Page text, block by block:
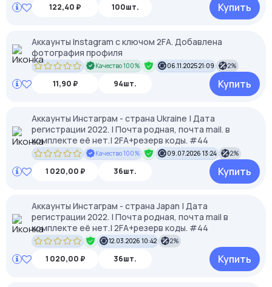
122,40 ₽ 100шт. Купить
Аккаунты Instagram с ключом 2FA. Добавлена ​​
фотография профиля
Качество 100% 06.11.2025 21:09 2%
11,90 ₽ 94шт. Купить
Аккаунты Инстаграм - страна Ukraine | Дата
регистрации 2022. | Почта родная, почта mail. в
комплекте её нет.| 2FA+резерв коды. #44
Качество 100% 09.07.2026 13:24 2%
1 020,00 ₽ 36шт. Купить
Аккаунты Инстаграм - страна Japan | Дата
регистрации 2022. | Почта родная, почта mail в
комплекте её нет.| 2FA+резерв коды. #44
12.03.2026 10:42 2%
1 020,00 ₽ 36шт. Купить